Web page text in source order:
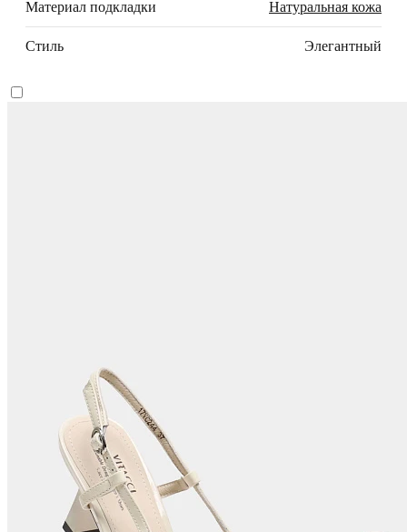
Материал подкладки Натуральная кожа
Стиль Элегантный